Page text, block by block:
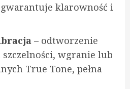
klarowność i
– odtworzenie
wgranie lub
True Tone, pełna